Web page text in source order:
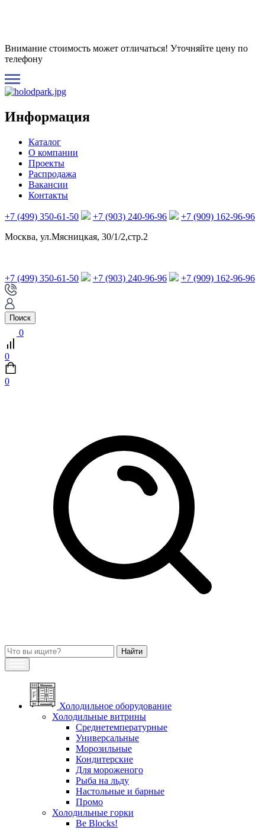
Внимание стоимость может отличаться! Уточняйте цену по
телефону
Информация
Каталог
О компании
Проекты
Распродажа
Вакансии
Контакты
+7 (499) 350-61-50 +7 (903) 240-96-96
+7 (909) 162-96-96
Москва, ул.Мясницкая, 30/1/2,стр.2
+7 (499) 350-61-50 +7 (903) 240-96-96 +7 (909) 162-96-96
Поиск
0
0
0
Холодильное оборудование
Холодильные витрины
Среднетемпературные
Универсальные
Морозильные
Кондитерские
Для мороженого
Рыба на льду
Настольные и барные
Промо
Холодильные горки
Be Blocks!